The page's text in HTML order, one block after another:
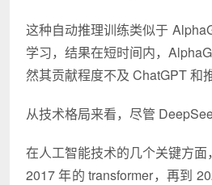
这种自动推理训练类似于
学习，结果在短时间内，
然其贡献程度不及 ChatGPT 和
从技术格局来看，尽管
在人工智能技术的几个关键方
2017 年的 transformer，再到